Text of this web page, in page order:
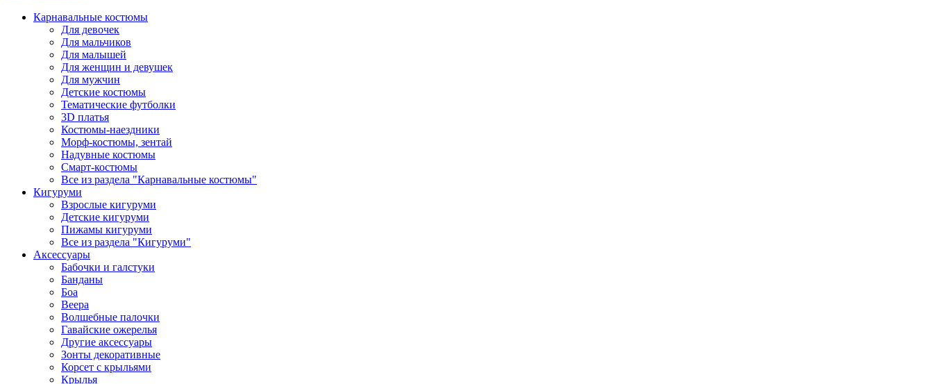
Карнавальные костюмы
Для девочек
Для мальчиков
Для малышей
Для женщин и девушек
Для мужчин
Детские костюмы
Тематические футболки
3D платья
Костюмы-наездники
Морф-костюмы, зентай
Надувные костюмы
Смарт-костюмы
Все из раздела "Карнавальные костюмы"
Кигуруми
Взрослые кигуруми
Детские кигуруми
Пижамы кигуруми
Все из раздела "Кигуруми"
Аксессуары
Бабочки и галстуки
Банданы
Боа
Веера
Волшебные палочки
Гавайские ожерелья
Другие аксессуары
Зонты декоративные
Корсет с крыльями
Крылья